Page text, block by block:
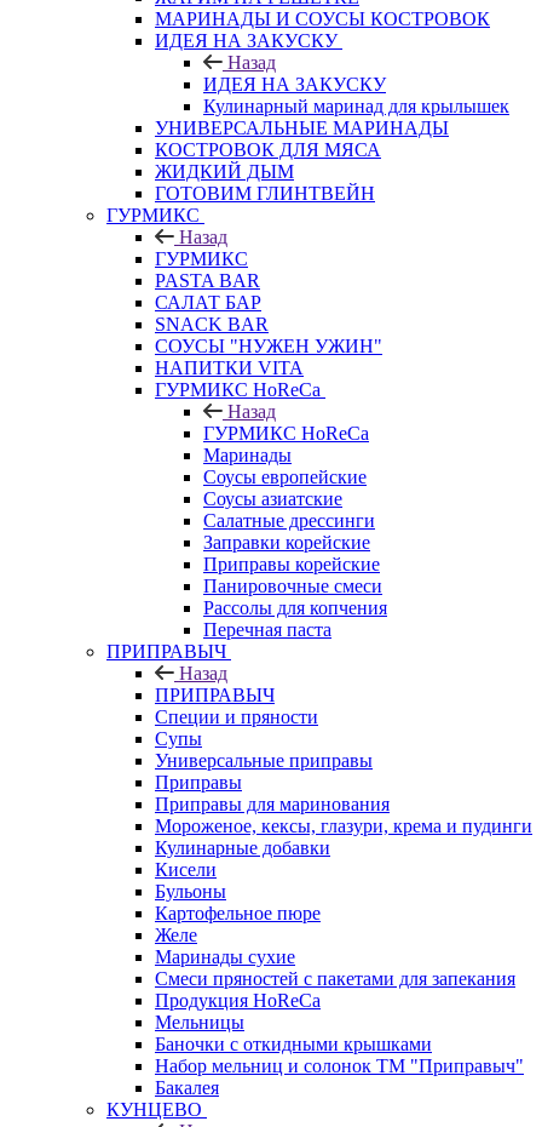
МАРИНАДЫ И СОУСЫ КОСТРОВОК
ИДЕЯ НА ЗАКУСКУ
Назад
ИДЕЯ НА ЗАКУСКУ
Кулинарный маринад для крылышек
УНИВЕРСАЛЬНЫЕ МАРИНАДЫ
КОСТРОВОК ДЛЯ МЯСА
ЖИДКИЙ ДЫМ
ГОТОВИМ ГЛИНТВЕЙН
ГУРМИКС
Назад
ГУРМИКС
PASTA BAR
САЛАТ БАР
SNACK BAR
СОУСЫ "НУЖЕН УЖИН"
НАПИТКИ VITA
ГУРМИКС HoReCa
Назад
ГУРМИКС HoReCa
Маринады
Соусы европейские
Соуcы азиатские
Салатные дрессинги
Заправки корейские
Приправы корейские
Панировочные смеси
Рассолы для копчения
Перечная паста
ПРИПРАВЫЧ
Назад
ПРИПРАВЫЧ
Специи и пряности
Супы
Универсальные приправы
Приправы
Приправы для маринования
Мороженое, кексы, глазури, крема и пудинги
Кулинарные добавки
Кисели
Бульоны
Картофельное пюре
Желе
Маринады сухие
Смеси пряностей с пакетами для запекания
Продукция HoReCa
Мельницы
Баночки с откидными крышками
Набор мельниц и солонок ТМ "Приправыч"
Бакалея
КУНЦЕВО